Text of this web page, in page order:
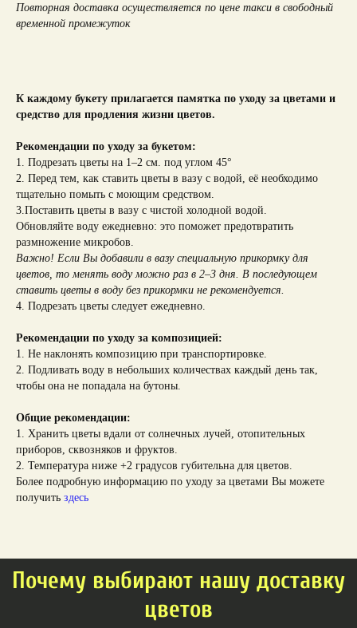
Повторная доставка осуществляется по цене такси в свободный
временной промежуток
К каждому букету прилагается памятка по уходу за цветами и
средство для продления жизни цветов.
Рекомендации по уходу за букетом:
1. Подрезать цветы на 1–2 см. под углом 45°
2. Перед тем, как ставить цветы в вазу с водой, её необходимо
тщательно помыть с моющим средством.
3.Поставить цветы в вазу с чистой холодной водой.
Обновляйте воду ежедневно: это поможет предотвратить
размножение микробов.
Важно! Если Вы добавили в вазу специальную прикормку для
цветов, то менять воду можно раз в 2–3 дня. В последующем
ставить цветы в воду без прикормки не рекомендуется.
4. Подрезать цветы следует ежедневно.
Рекомендации по уходу за композицией:
1. Не наклонять композицию при транспортировке.
2. Подливать воду в небольших количествах каждый день так,
чтобы она не попадала на бутоны.
Общие рекомендации:
1. Хранить цветы вдали от солнечных лучей, отопительных
приборов, сквозняков и фруктов.
2. Температура ниже +2 градусов губительна для цветов.
Более подробную информацию по уходу за цветами Вы можете
получить здесь
Почему выбирают нашу доставку
цветов